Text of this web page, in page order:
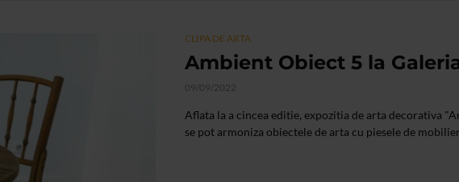
CLIPA DE ARTA
Ambient Obiect 5 la
09/09/2022
Aflata la a cincea editie, expozitia de arta decorativa
se pot armoniza obiectele de arta cu piesele de